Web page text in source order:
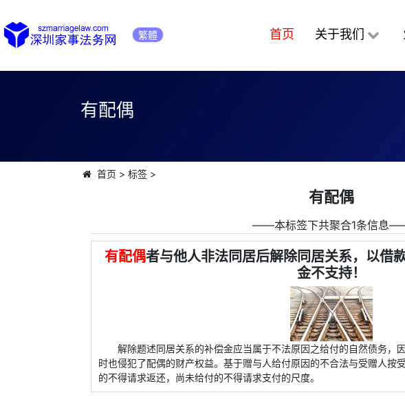
繁體 首页 关于我们
有配偶
首页 > 标签>
有配偶
――本标签下共聚合1条信息
有配偶者与他人非法同居后解除同居关系，以借
金不支持！
解除题述同居关系的补偿金应当属于不法原因之给付的自然债务，
时也侵犯了配偶的财产权益。基于赠与人给付原因的不合法与受赠人按
的不得请求返还，尚未给付的不得请求支付的尺度。